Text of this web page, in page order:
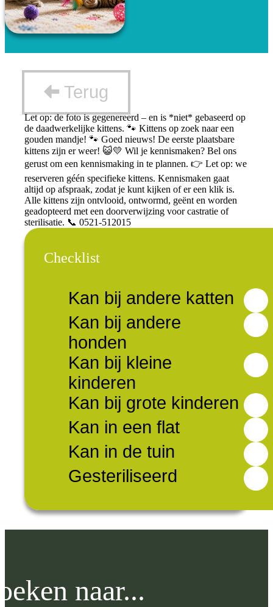
Terug
Let op: de foto is gegenereerd – en is *niet* gebaseerd op
de daadwerkelijke kittens. 🐾 Kittens op zoek naar een
gouden mandje! 🐾 Goed nieuws! De eerste plaatsbare
kittens zijn er weer! 😺💛 Wil je kennismaken? Bel ons
gerust om een kennismaking in te plannen. 👉 Let op: we
reserveren géén specifieke kittens. Kennismaken gaat
altijd op afspraak, zodat je kunt kijken of er een klik is.
Alle kittens zijn ontvlooid, ontwormd, geënt en worden
geadopteerd met een doorverwijzing voor castratie of
sterilisatie. 📞 0521-512015
Checklist
Kan bij andere katten
Kan bij andere
honden
Kan bij kleine
kinderen
Kan bij grote kinderen
Kan in een flat
Kan in de tuin
Gesteriliseerd
naar...